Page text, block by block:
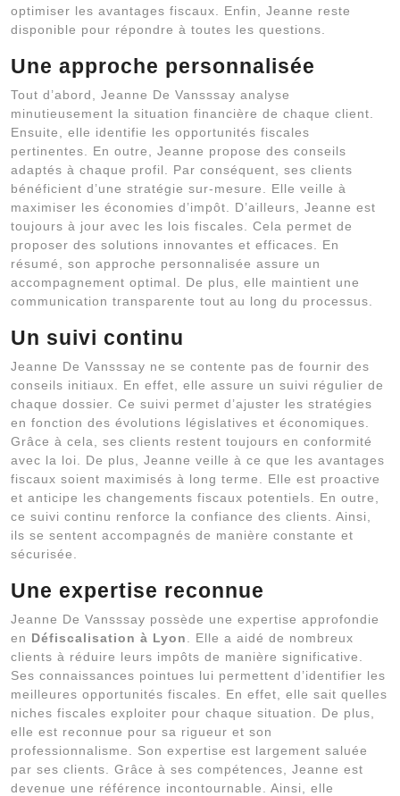
optimiser les avantages fiscaux. Enfin, Jeanne reste
disponible pour répondre à toutes les questions.
Une approche personnalisée
Tout d’abord, Jeanne De Vansssay analyse
minutieusement la situation financière de chaque client.
Ensuite, elle identifie les opportunités fiscales
pertinentes. En outre, Jeanne propose des conseils
adaptés à chaque profil. Par conséquent, ses clients
bénéficient d’une stratégie sur-mesure. Elle veille à
maximiser les économies d’impôt. D’ailleurs, Jeanne est
toujours à jour avec les lois fiscales. Cela permet de
proposer des solutions innovantes et efficaces. En
résumé, son approche personnalisée assure un
accompagnement optimal. De plus, elle maintient une
communication transparente tout au long du processus.
Un suivi continu
Jeanne De Vansssay ne se contente pas de fournir des
conseils initiaux. En effet, elle assure un suivi régulier de
chaque dossier. Ce suivi permet d’ajuster les stratégies
en fonction des évolutions législatives et économiques.
Grâce à cela, ses clients restent toujours en conformité
avec la loi. De plus, Jeanne veille à ce que les avantages
fiscaux soient maximisés à long terme. Elle est proactive
et anticipe les changements fiscaux potentiels. En outre,
ce suivi continu renforce la confiance des clients. Ainsi,
ils se sentent accompagnés de manière constante et
sécurisée.
Une expertise reconnue
Jeanne De Vansssay possède une expertise approfondie
en Défiscalisation à Lyon
. Elle a aidé de nombreux
clients à réduire leurs impôts de manière significative.
Ses connaissances pointues lui permettent d’identifier les
meilleures opportunités fiscales. En effet, elle sait quelles
niches fiscales exploiter pour chaque situation. De plus,
elle est reconnue pour sa rigueur et son
professionnalisme. Son expertise est largement saluée
par ses clients. Grâce à ses compétences, Jeanne est
devenue une référence incontournable. Ainsi, elle